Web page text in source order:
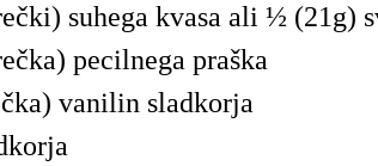
suhega kvasa ali ½ (21g)
pecilnega praška
vanilin sladkorja